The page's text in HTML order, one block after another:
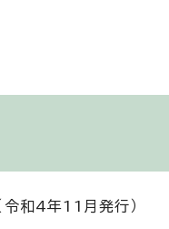
令和4年11月発行）